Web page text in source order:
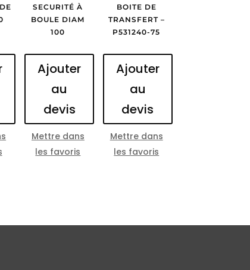
SECURITÉ À
BOULE DIAM
100
Ajouter
au
devis
Mettre dans
les favoris
BOITE DE
TRANSFERT –
P531240-75
Ajouter
au
devis
Mettre dans
les favoris